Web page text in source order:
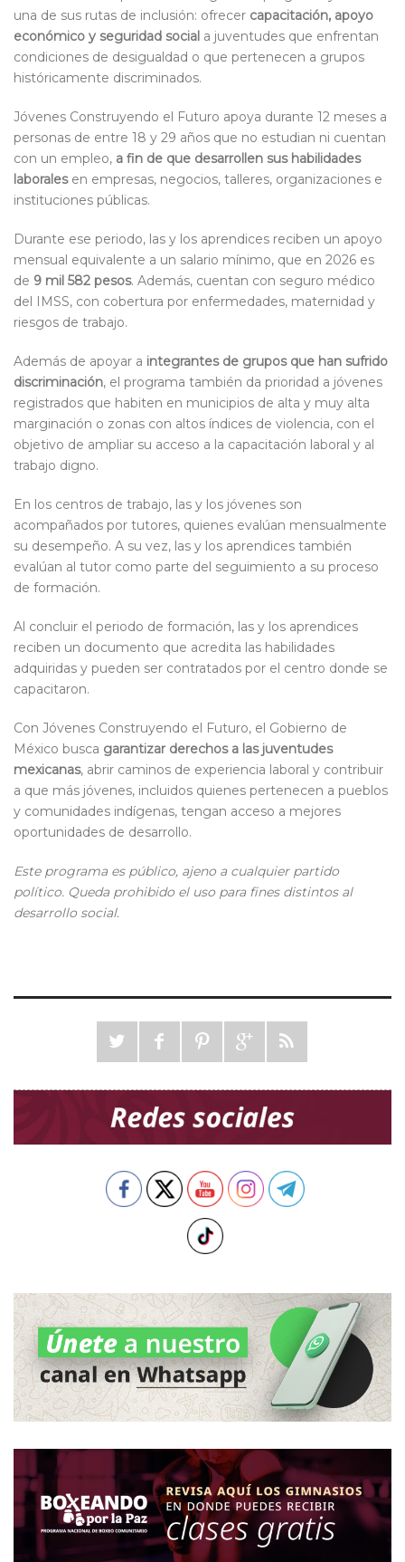
una de sus rutas de inclusión: ofrecer capacitación, apoyo
económico y seguridad social a juventudes que enfrentan
condiciones de desigualdad o que pertenecen a grupos
históricamente discriminados.
Jóvenes Construyendo el Futuro apoya durante 12 meses a
personas de entre 18 y 29 años que no estudian ni cuentan
con un empleo, a fin de que desarrollen sus habilidades
laborales en empresas, negocios, talleres, organizaciones e
instituciones públicas.
Durante ese periodo, las y los aprendices reciben un apoyo
mensual equivalente a un salario mínimo, que en 2026 es
de 9 mil 582 pesos. Además, cuentan con seguro médico
del IMSS, con cobertura por enfermedades, maternidad y
riesgos de trabajo.
Además de apoyar a integrantes de grupos que han sufrido
discriminación, el programa también da prioridad a jóvenes
registrados que habiten en municipios de alta y muy alta
marginación o zonas con altos índices de violencia, con el
objetivo de ampliar su acceso a la capacitación laboral y al
trabajo digno.
En los centros de trabajo, las y los jóvenes son
acompañados por tutores, quienes evalúan mensualmente
su desempeño. A su vez, las y los aprendices también
evalúan al tutor como parte del seguimiento a su proceso
de formación.
Al concluir el periodo de formación, las y los aprendices
reciben un documento que acredita las habilidades
adquiridas y pueden ser contratados por el centro donde se
capacitaron.
Con Jóvenes Construyendo el Futuro, el Gobierno de
México busca garantizar derechos a las juventudes
mexicanas, abrir caminos de experiencia laboral y contribuir
a que más jóvenes, incluidos quienes pertenecen a pueblos
y comunidades indígenas, tengan acceso a mejores
oportunidades de desarrollo.
Este programa es público, ajeno a cualquier partido
político. Queda prohibido el uso para fines distintos al
desarrollo social.